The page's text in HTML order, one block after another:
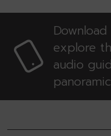
explore
audio